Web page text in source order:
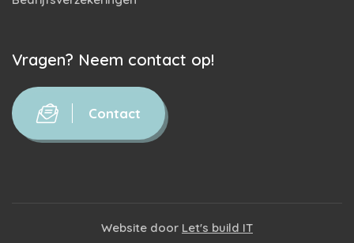
Vragen? Neem contact op!
Contact
Website door Let's build IT